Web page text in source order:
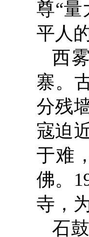
尊“量
平人
西
寨。
分残
寇迫
于难
佛。
寺，
石